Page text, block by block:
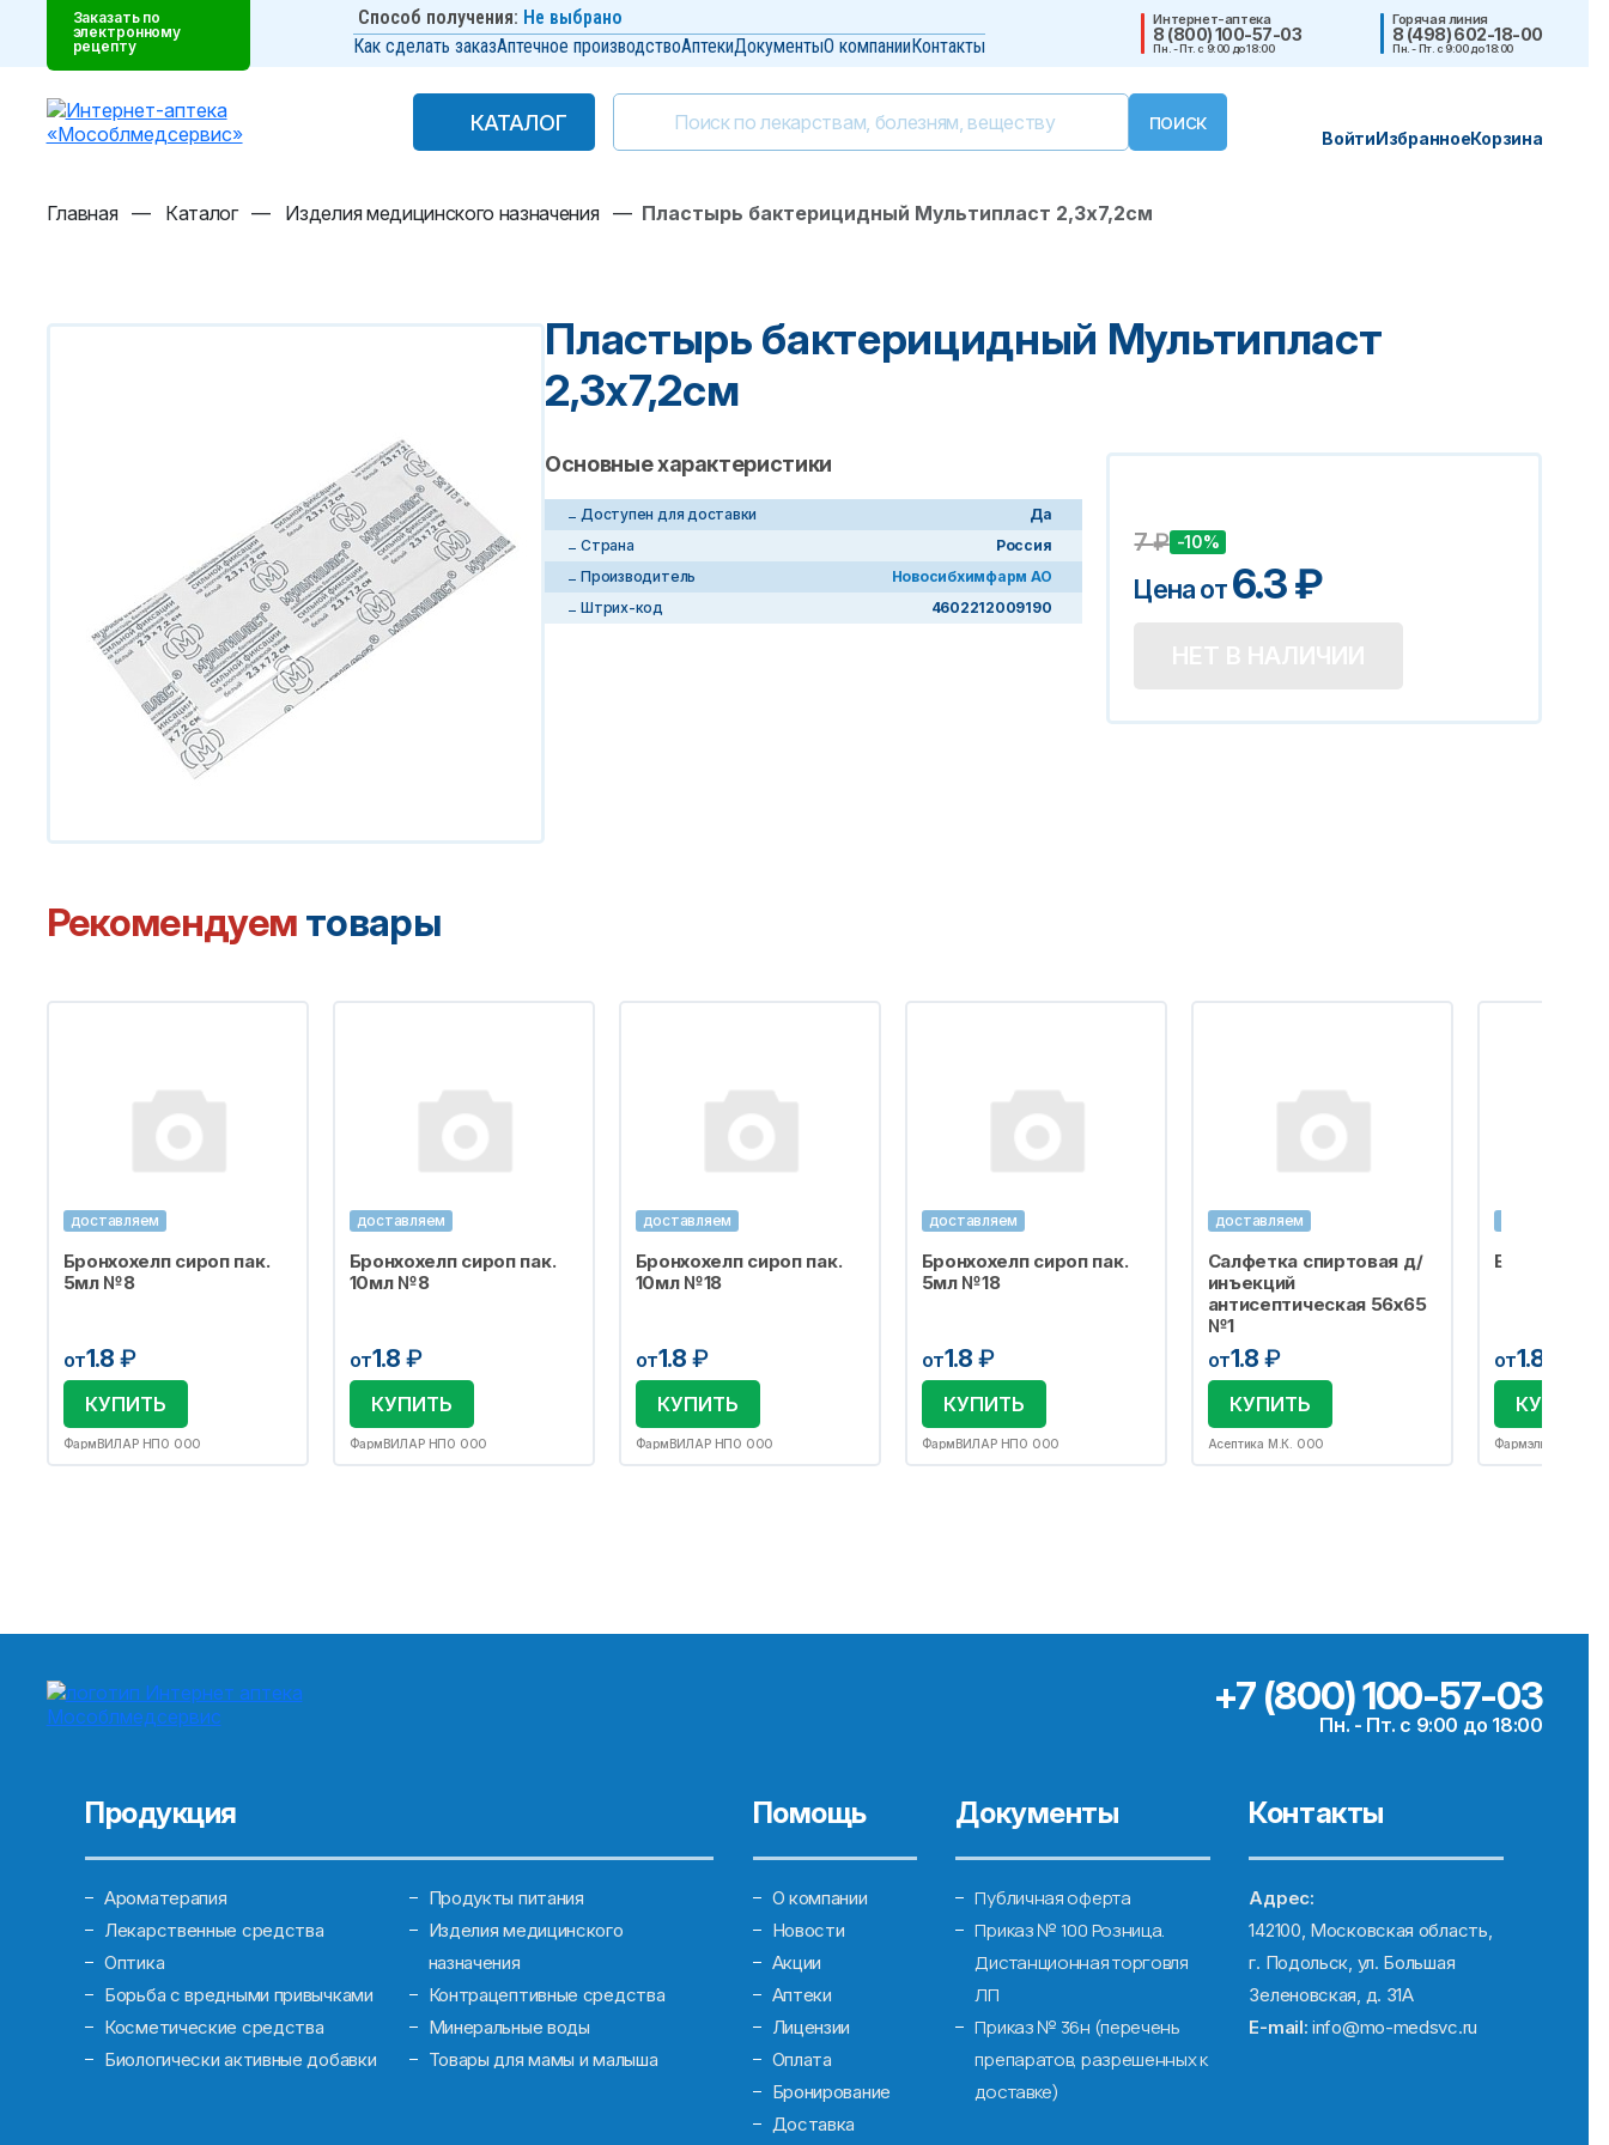
Заказать по
электронному
рецепту
Способ получения: Не выбрано
Как сделать заказАптечное производствоАптекиДокументыО компанииКонтакты
Интернет-аптека
8 (800) 100-57-03
Пн. - Пт. с 9:00 до 18:00
Горячая линия
8 (498) 602-18-00
Пн. - Пт. с 9:00 до 18:00
КАТАЛОГ
КАТАЛОГ
ВойтиИзбранноеКорзина
Главная — Каталог — Изделия медицинского назначения — Пластырь бактерицидный Мультипласт 2,3х7,2см
Пластырь бактерицидный Мультипласт
2,3х7,2см
Основные характеристики
Доступен для доставки
Да
Страна
Россия
Производитель
Новосибхимфарм АО
Штрих-код
4602212009190
7₽ -10%
Цена от6.3₽
Рекомендуем товары
доставляем
Бронхохелп сироп пак.
5мл №8
от1.8 ₽
КУПИТЬ
ФармВИЛАР НПО ООО
доставляем
Бронхохелп сироп пак.
10мл №8
от1.8 ₽
КУПИТЬ
ФармВИЛАР НПО ООО
доставляем
Бронхохелп сироп пак.
10мл №18
от1.8 ₽
КУПИТЬ
ФармВИЛАР НПО ООО
доставляем
Бронхохелп сироп пак.
5мл №18
от1.8 ₽
КУПИТЬ
ФармВИЛАР НПО ООО
доставляем
Салфетка спиртовая д/
инъекций
антисептическая 56х65
№1
от1.8 ₽
КУПИТЬ
Асептика М.К. ООО
Бахилы
от1.8
КУПИТЬ
Фармэль ООО
+7 (800) 100-57-03
Пн. - Пт. с 9:00 до 18:00
Продукция
Ароматерапия
Лекарственные средства
Оптика
Борьба с вредными привычками
Косметические средства
Биологически активные добавки
Продукты питания
Изделия медицинского
назначения
Контрацептивные средства
Минеральные воды
Товары для мамы и малыша
Помощь
О компании
Новости
Акции
Аптеки
Лицензии
Оплата
Бронирование
Доставка
Документы
Публичная оферта
Приказ № 100 Розница.
Дистанционная торговля
ЛП
Приказ № 36н (перечень
препаратов, разрешенных к
доставке)
Контакты
Адрес:
142100, Московская область,
г. Подольск, ул. Большая
Зеленовская, д. 31А
E-mail: info@mo-medsvc.ru